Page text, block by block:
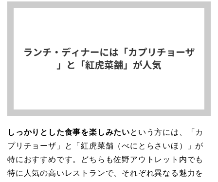
しっかりとした食事を楽しみたいという方には、「カ
プリチョーザ」と「紅虎菜舗（べにとらさいほ）」が
特におすすめです。どちらも佐野アウトレット内でも
特に人気の高いレストランで、それぞれ異なる魅力を